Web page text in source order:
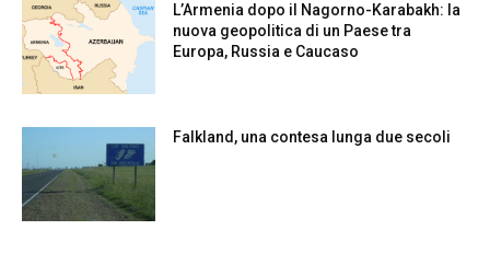
L’Armenia dopo il Nagorno-Karabakh: la
nuova geopolitica di un Paese tra
Europa, Russia e Caucaso
Falkland, una contesa lunga due secoli